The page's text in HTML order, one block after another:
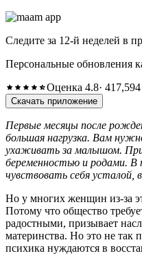
Следите за 12-й неделей в
Персональные обновления
Оценка 4.8·
Скачать приложение
Первые месяцы после
большая нагрузка. Вам
ухаживать за малышом.
беременностью и родами. В
чувствовать себя
Но у многих женщин из-за
Потому что общество
радостными, призывает
материнства. Но это не так
психика нуждаются в